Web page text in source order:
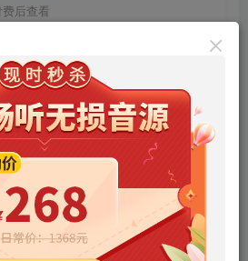
后查看
9.9 99
永久会员
立即购买
登录！建议登陆后购买，可保存购买订单